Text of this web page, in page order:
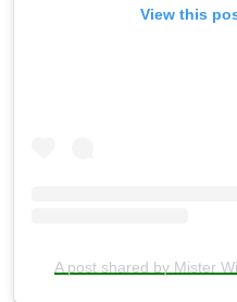
View this
A post shared by Mister